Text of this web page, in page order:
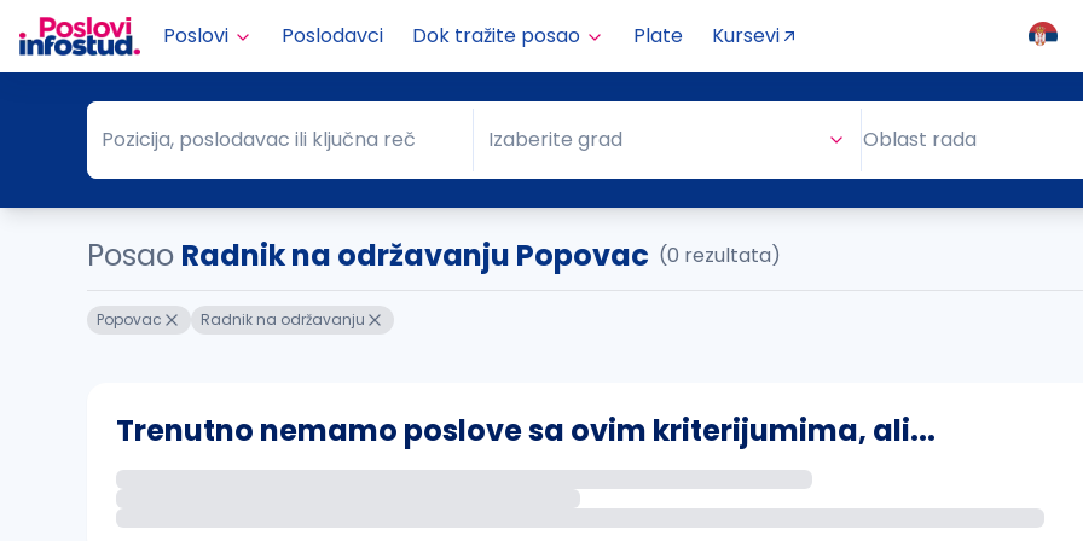
Poslovi Poslodavci Dok tražite posao Plate Kursevi
Pozicija, poslodavac ili ključna reč
Pozicija, poslodavac ili ključna reč Grad
Izaberite grad Oblast rada
Posao Radnik na održavanju Popovac (0 rezultata)
Popovac Radnik na održavanju
Trenutno nemamo poslove sa ovim kriterijumima, ali...